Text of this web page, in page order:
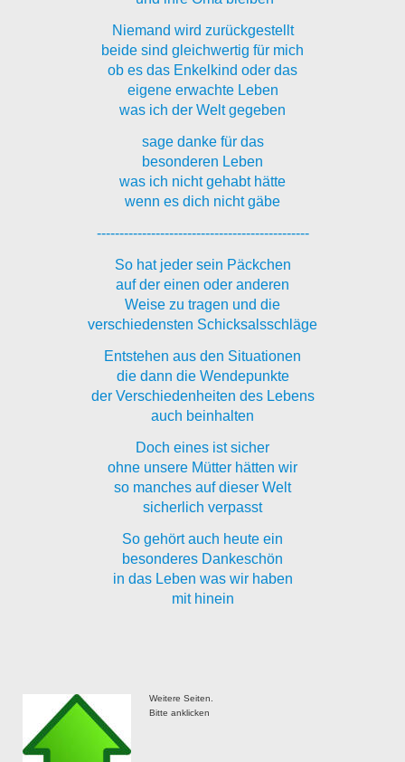
Niemand wird zurückgestellt
beide sind gleichwertig für mich
ob es das Enkelkind oder das
eigene erwachte Leben
was ich der Welt gegeben
sage danke für das
besonderen Leben
was ich nicht gehabt hätte
wenn es dich nicht gäbe
-----------------------------------------------
So hat jeder sein Päckchen
auf der einen oder anderen
Weise zu tragen und die
verschiedensten Schicksalsschläge
Entstehen aus den Situationen
die dann die Wendepunkte
der Verschiedenheiten des Lebens
auch beinhalten
Doch eines ist sicher
ohne unsere Mütter hätten wir
so manches auf dieser Welt
sicherlich verpasst
So gehört auch heute ein
besonderes Dankeschön
in das Leben was wir haben
mit hinein
Weitere Seiten.
Bitte anklicken